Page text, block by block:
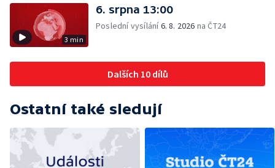
3 min
6. srpna 13:00
Poslední vysílání6. 8. 2026 na ČT24
Dalších 10 dílů
Ostatní také sledují